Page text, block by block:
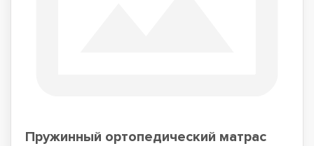
Пружинный ортопедический матрас